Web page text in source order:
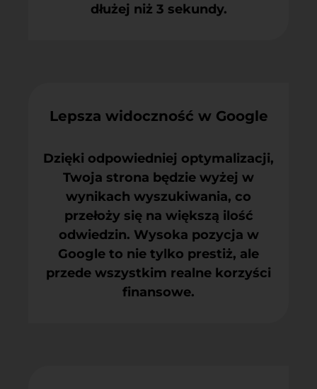
dłużej niż 3 sekundy.
Lepsza widoczność w Google
Dzięki odpowiedniej optymalizacji,
Twoja strona będzie wyżej w
wynikach wyszukiwania, co
przełoży się na większą ilość
odwiedzin. Wysoka pozycja w
Google to nie tylko prestiż, ale
przede wszystkim realne korzyści
finansowe.